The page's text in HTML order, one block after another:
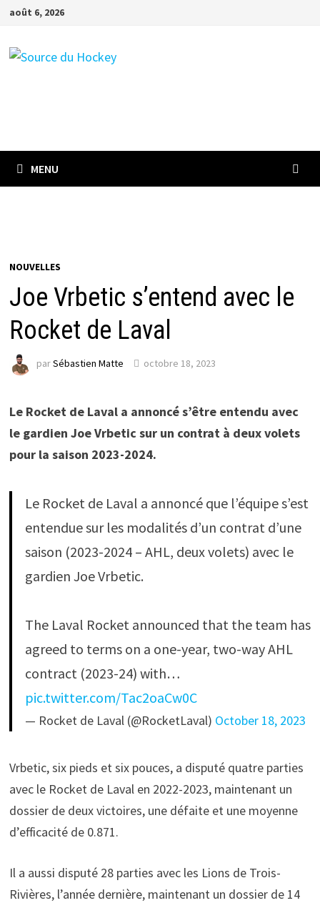
Passer
contenu
août 6, 2026
MENU
NOUVELLES
Joe Vrbetic s’entend avec le
Rocket de Laval
parSébastien Matte octobre 18, 2023
Le Rocket de Laval a annoncé s’être entendu avec
le gardien Joe Vrbetic sur un contrat à deux volets
pour la saison 2023-2024.
Le Rocket de Laval a annoncé que l’équipe s’est
entendue sur les modalités d’un contrat d’une
saison (2023-2024 – AHL, deux volets) avec le
gardien Joe Vrbetic.
The Laval Rocket announced that the team has
agreed to terms on a one-year, two-way AHL
contract (2023-24) with…
pic.twitter.com/Tac2oaCw0C
— Rocket de Laval (@RocketLaval) October 18, 2023
Vrbetic, six pieds et six pouces, a disputé quatre parties
avec le Rocket de Laval en 2022-2023, maintenant un
dossier de deux victoires, une défaite et une moyenne
d’efficacité de 0.871.
Il a aussi disputé 28 parties avec les Lions de Trois-
Rivières, l’année dernière, maintenant un dossier de 14